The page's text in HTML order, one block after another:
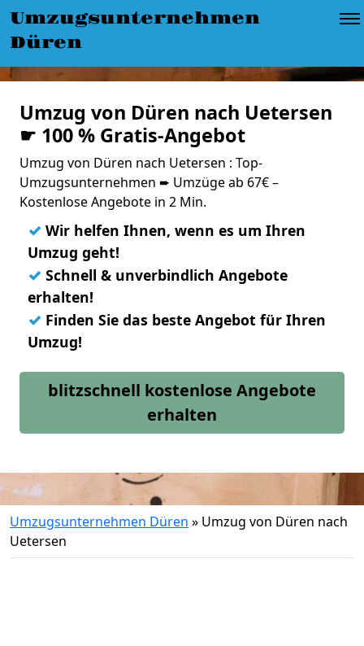
Umzugsunternehmen
Düren
Umzug von Düren nach Uetersen
☛ 100 % Gratis-Angebot
Umzug von Düren nach Uetersen : Top-
Umzugsunternehmen ➨ Umzüge ab 67€ –
Kostenlose Angebote in 2 Min.
✓ Wir helfen Ihnen, wenn es um Ihren
Umzug geht!
✓ Schnell & unverbindlich Angebote
erhalten!
✓ Finden Sie das beste Angebot für Ihren
Umzug!
blitzschnell kostenlose Angebote
erhalten
Umzugsunternehmen Düren » Umzug von Düren nach
Uetersen